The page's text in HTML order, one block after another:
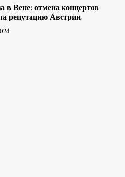
в Вене: отмена концертов
репутацию Австрии